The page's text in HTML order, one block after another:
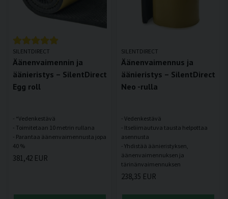
SILENTDIRECT
Äänenvaimennin ja
äänieristys – SilentDirect
Egg roll
- *Vedenkestävä
- Toimitetaan 10 metrin rullana
- Parantaa äänenvaimennusta jopa
381,42 EUR
SILENTDIRECT
Äänenvaimennus ja
äänieristys – SilentDirect
Neo -rulla
- Vedenkestävä
- Itseliimautuva tausta helpottaa
asennusta
- Yhdistää äänieristyksen,
äänenvaimennuksen ja
238,35 EUR